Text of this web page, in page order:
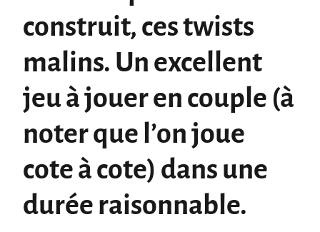
construit, ces twists
malins. Un excellent
jeu à jouer en couple (à
noter que l’on joue
cote à cote) dans une
durée raisonnable.